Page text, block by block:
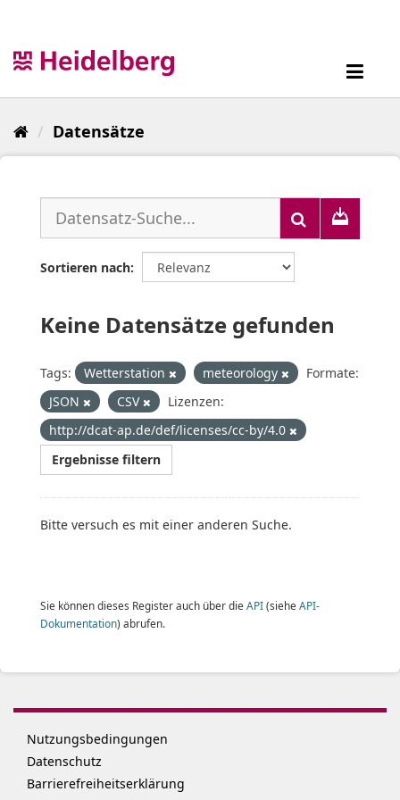
Datensätze
Sortieren nach
Keine Datensätze gefunden
Tags: Wetterstation meteorology
Formate:
JSON
CSV
Lizenzen:
http://dcat-ap.de/def/licenses/cc-by/4.0
Ergebnisse filtern
Bitte versuch es mit einer anderen Suche.
Sie können dieses Register auch über die API(siehe API-
Dokumentation) abrufen.
Nutzungsbedingungen
Datenschutz
Barrierefreiheitserklärung